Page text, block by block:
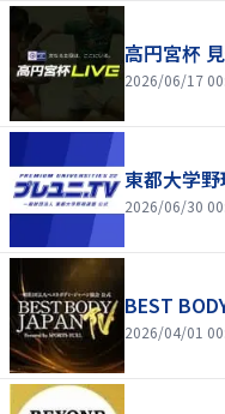
高円宮杯
2026/06/17
東都大学野
2026/06/30
BEST
2026/04/01